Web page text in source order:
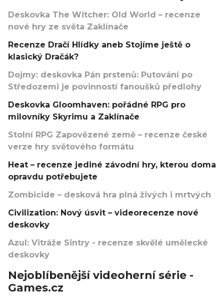
Deskovka The Witcher: Old World – recenze
nové hry ze světa Zaklínače
Recenze Dračí Hlídky aneb Stojíme ještě o
klasický Dračák?
Dojmy: deskovka Pán prstenů: Putování po
Středozemi je povinností fanoušků předlohy
Deskovka Gloomhaven: pořádné RPG pro
milovníky Skyrimu a Zaklínače
Stolní RPG Zapovězené země – recenze české
verze hry světového formátu
Heat – recenze jediné závodní hry, kterou doma
opravdu potřebujete
Zombicide – desková hra plná živých i mrtvých
Civilization: Nový úsvit – videorecenze nové
deskovky
Azul: Vitráže Sintry - recenze skvělé umělecké
deskovky
Nejoblíbenější videoherní série -
Games.cz